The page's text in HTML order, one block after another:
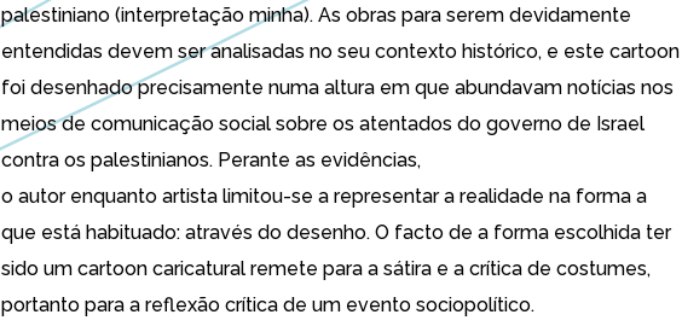
palestiniano (interpretação minha). As obras para serem devidamente
entendidas devem ser analisadas no seu contexto histórico, e este cartoon
foi desenhado precisamente numa altura em que abundavam notícias nos
meios de comunicação social sobre os atentados do governo de Israel
contra os palestinianos. Perante as evidências,
o autor enquanto artista limitou-se a representar a realidade na forma a
que está habituado: através do desenho. O facto de a forma escolhida ter
sido um cartoon caricatural remete para a sátira e a crítica de costumes,
portanto para a reflexão crítica de um evento sociopolítico.